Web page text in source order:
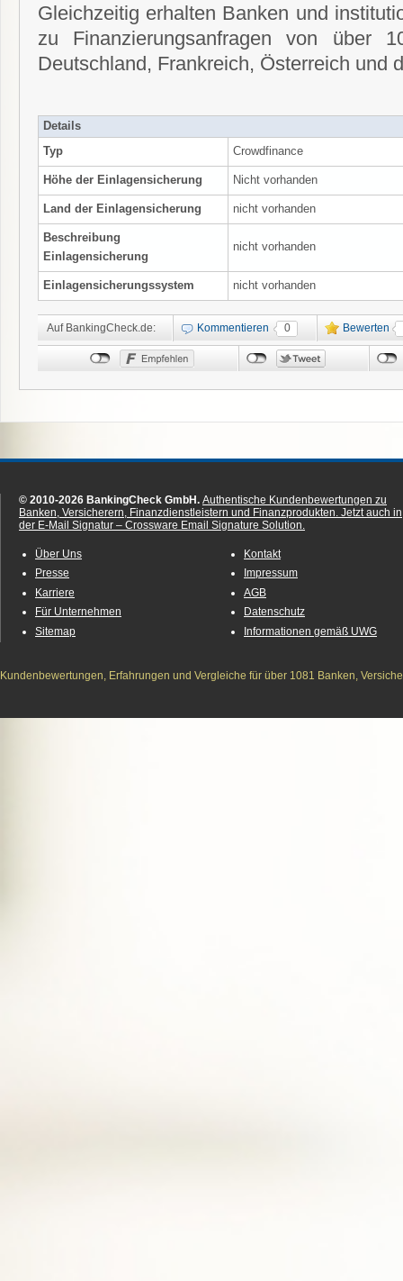
Gleichzeitig erhalten Banken und
zu Finanzierungsanfragen von über
Deutschland, Frankreich, Österreich und
Details
Typ
Crowdfinance
Höhe der Einlagensicherung Nicht vorhanden
Land der Einlagensicherung nicht vorhanden
Beschreibung
Einlagensicherung
nicht vorhanden
Einlagensicherungssystem nicht vorhanden
Auf BankingCheck.de: Kommentieren 0 Bewerten
© 2010-2026 BankingCheck GmbH. Authentische Kundenbewertungen zu
Banken, Versicherern, Finanzdienstleistern und Finanzprodukten. Jetzt auch in
der E-Mail Signatur – Crossware Email Signature Solution.
Über Uns
Presse
Karriere
Für Unternehmen
Sitemap
Kontakt
Impressum
AGB
Datenschutz
Informationen gemäß UWG
Kundenbewertungen, Erfahrungen und Vergleiche für über 1081 Banken,